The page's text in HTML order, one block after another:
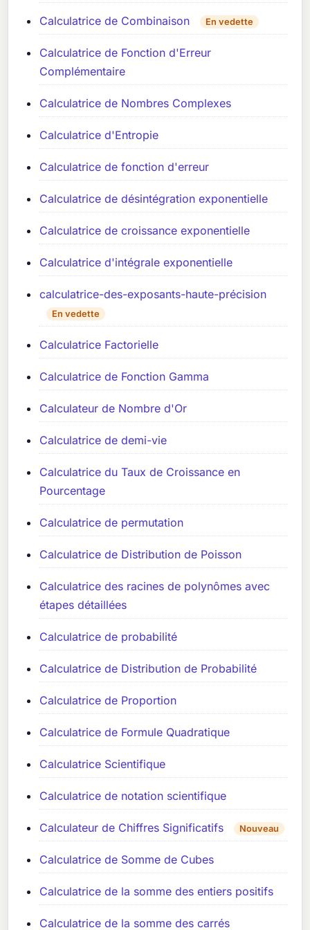
Calculatrice de Combinaison En vedette
Calculatrice de Fonction d'Erreur
Complémentaire
Calculatrice de Nombres Complexes
Calculatrice d'Entropie
Calculatrice de fonction d'erreur
Calculatrice de désintégration exponentielle
Calculatrice de croissance exponentielle
Calculatrice d'intégrale exponentielle
calculatrice-des-exposants-haute-précision
En vedette
Calculatrice Factorielle
Calculatrice de Fonction Gamma
Calculateur de Nombre d'Or
Calculatrice de demi-vie
Calculatrice du Taux de Croissance en
Pourcentage
Calculatrice de permutation
Calculatrice de Distribution de Poisson
Calculatrice des racines de polynômes avec
étapes détaillées
Calculatrice de probabilité
Calculatrice de Distribution de Probabilité
Calculatrice de Proportion
Calculatrice de Formule Quadratique
Calculatrice Scientifique
Calculatrice de notation scientifique
Calculateur de Chiffres Significatifs Nouveau
Calculatrice de Somme de Cubes
Calculatrice de la somme des entiers positifs
Calculatrice de la somme des carrés